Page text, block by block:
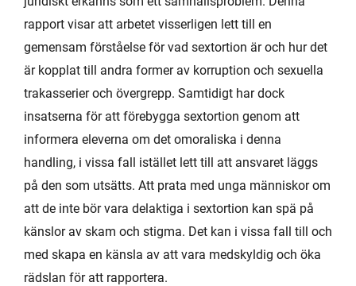
rapport visar att arbetet visserligen lett till en
gemensam förståelse för vad sextortion är och hur det
är kopplat till andra former av korruption och sexuella
trakasserier och övergrepp. Samtidigt har dock
insatserna för att förebygga sextortion genom att
informera eleverna om det omoraliska i denna
handling, i vissa fall istället lett till att ansvaret läggs
på den som utsätts. Att prata med unga människor om
att de inte bör vara delaktiga i sextortion kan spä på
känslor av skam och stigma. Det kan i vissa fall till och
med skapa en känsla av att vara medskyldig och öka
rädslan för att rapportera.